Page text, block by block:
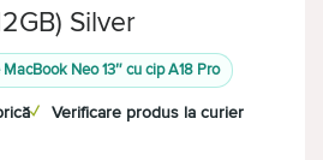
Silver
Neo 13″ cu cip A18 Pro
✓ Verificare produs la curier